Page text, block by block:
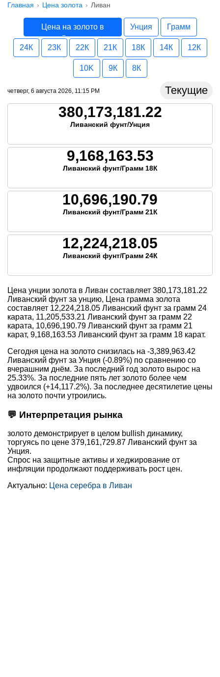
Главная Цена золота Ливан
Цена на золото в
Ливан
Унция Грамм
24К 23К 22К 21К 18К 14К 12К
10K 9К 8К
четверг, 6 августа 2026, 11:15 PM Текущие
380,173,181.22
Ливанский фунт/Унция
9,168,163.53
Ливанский фунт/Грамм 18К
10,696,190.79
Ливанский фунт/Грамм 21К
12,224,218.05
Ливанский фунт/Грамм 24К
Цена унции золота в Ливан составляет 380,173,181.22
Ливанский фунт за унцию, Цена грамма золота
составляет 12,224,218.05 Ливанский фунт за грамм 24
карата, 11,205,533.21 Ливанский фунт за грамм 22
карата, 10,696,190.79 Ливанский фунт за грамм 21
карат, 9,168,163.53 Ливанский фунт за грамм 18 карат.
Сегодня цена на золото снизилась на -3,389,963.42
Ливанский фунт за Унция (-0.89%) по сравнению со
вчерашним днём. За последний год золото вырос на
25.33%. За последние пять лет золото более чем
удвоился (+14,117.2%). За последнее десятилетие цены
на золото почти утроились.
💬 Интерпретация рынка
золото демонстрирует в целом bullish динамику,
торгуясь по цене 379,161,729.87 Ливанский фунт за
Унция.
Спрос на защитные активы и хеджирование от
инфляции продолжают поддерживать рост цен.
Актуально: Цена серебра в Ливан